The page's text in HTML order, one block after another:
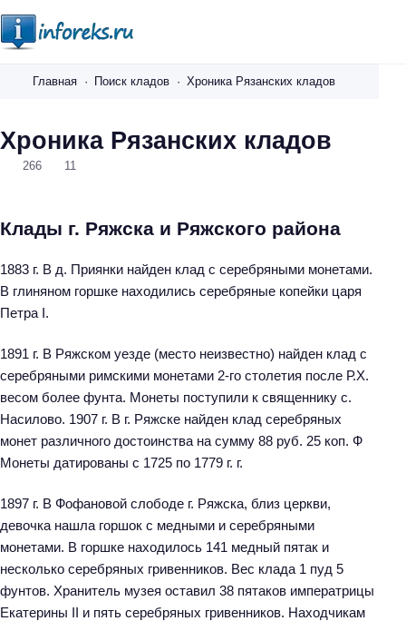
r
.
u
Главная Поиск кладов Хроника Рязанских кладов
Хроника Рязанских кладов
266 11
Клады г. Ряжска и Ряжского района
1883 г. В д. Приянки найден клад с серебряными монетами.
В глиняном горшке находились серебряные копейки царя
Петра I.
1891 г. В Ряжском уезде (место неизвестно) найден клад с
серебряными римскими монетами 2-го столетия после Р.Х.
весом более фунта. Монеты поступили к священнику с.
Насилово. 1907 г. В г. Ряжске найден клад серебряных
монет различного достоинства на сумму 88 руб. 25 коп. Ф
Монеты датированы с 1725 по 1779 г. г.
1897 г. В Фофановой слободе г. Ряжска, близ церкви,
девочка нашла горшок с медными и серебряными
монетами. В горшке находилось 141 медный пятак и
несколько серебряных гривенников. Вес клада 1 пуд 5
фунтов. Хранитель музея оставил 38 пятаков императрицы
Екатерины II и пять серебряных гривенников. Находчикам